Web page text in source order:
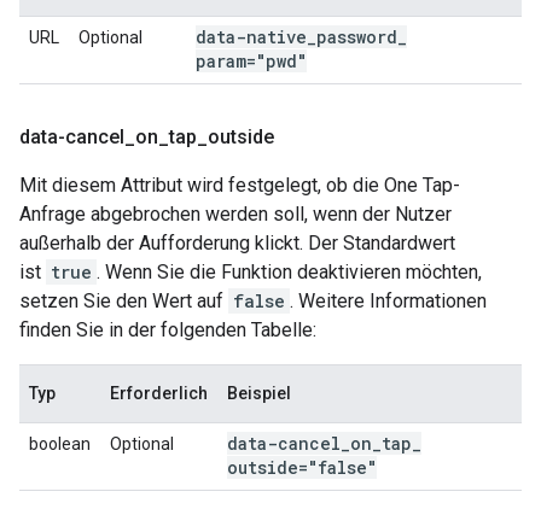
URL Optional data-native password
param="pwd"
data-cancel on _tap outside
Mit diesem Attribut wird festgelegt, ob die One Tap-
Anfrage abgebrochen werden soll, wenn der Nutzer
außerhalb der Aufforderung klickt. Der Standardwert
ist true . Wenn Sie die Funktion deaktivieren möchten,
setzen Sie den Wert auf false . Weitere Informationen
finden Sie in der folgenden Tabelle:
Typ Erforderlich Beispiel
boolean Optional data-cancel on tap
outside="false"